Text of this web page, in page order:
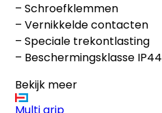
– Schroefklemmen
– Vernikkelde contacten
– Speciale trekontlasting
– Beschermingsklasse IP44
Bekijk meer